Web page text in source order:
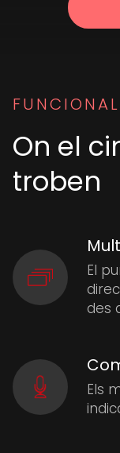
On el
troben
El
des
Els